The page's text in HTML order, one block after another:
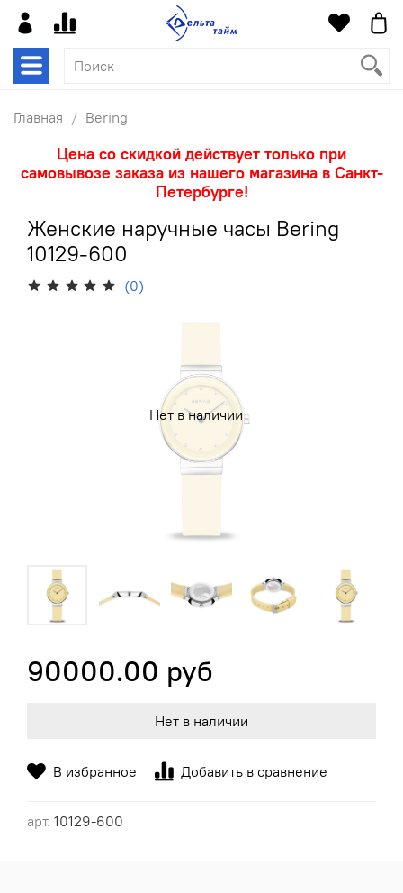
Главная Bering
Цена со скидкой действует только при
самовывозе заказа из нашего магазина в Санкт-
Петербурге!
Женские наручные часы Bering
10129-600
(0)
В избранное Добавить в сравнение
арт. 10129-600
Нет в наличии
90000.00 руб
Нет в наличии